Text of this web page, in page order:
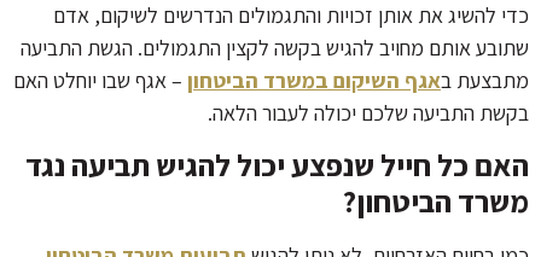
כדי להשיג את אותן זכויות והתגמולים הנדרשים לשיקום, אדם
שתובע אותם מחויב להגיש בקשה לקצין התגמולים. הגשת התביעה
מתבצעת באגף השיקום במשרד הביטחון – אגף שבו יוחלט האם
בקשת התביעה שלכם יכולה לעבור הלאה.
האם כל חייל שנפצע יכול להגיש תביעה נגד
משרד הביטחון?